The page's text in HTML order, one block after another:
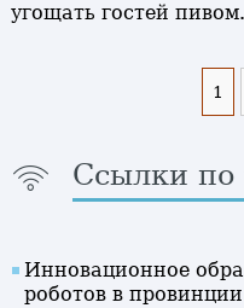
угощать гостей пивом.
1
Ссылки по
Инновационное
роботов в